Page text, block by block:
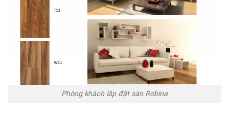
Phòng khách lắp đặt sàn Robina